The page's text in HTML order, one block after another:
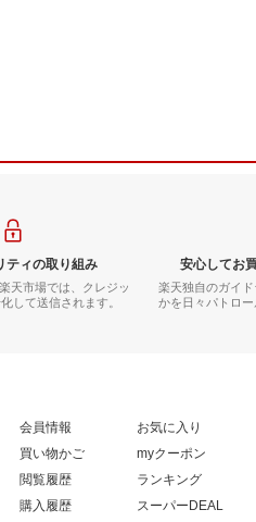
ティの取り組み
天市場では、クレジッ
して送信されます。
安心してお
楽天独自のガイ
かを日々パトロー
会員情報
買い物かご
閲覧履歴
購入履歴
お気に入り
myクーポン
ランキング
スーパーDEAL